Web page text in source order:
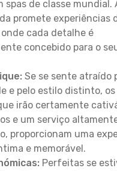
spas de classe mundial.
promete experiências
cada detalhe é
concebido para o
Se se sente atraído
e pelo estilo distinto, os
irão certamente
e um serviço
proporcionam uma
e memorável.
Perfeitas se